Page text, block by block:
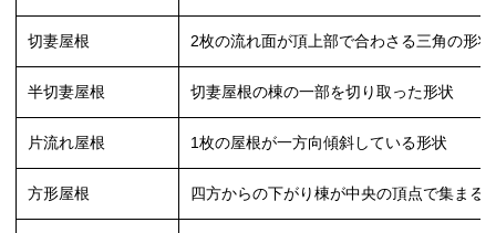
切妻屋根 2枚の流れ面が頂上部で合わさる三角の形状
半切妻屋根 切妻屋根の棟の一部を切り取った形状
片流れ屋根 1枚の屋根が一方向傾斜している形状
方形屋根 四方からの下がり棟が中央の頂点で集まる